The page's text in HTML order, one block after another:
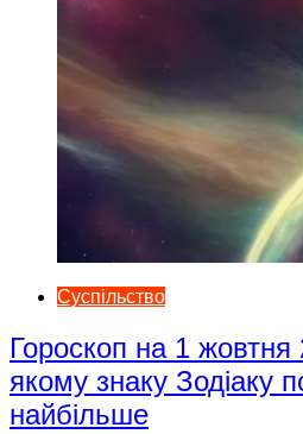
Суспільство
Гороскоп на 1 жовтня
якому знаку Зодіаку
найбільше